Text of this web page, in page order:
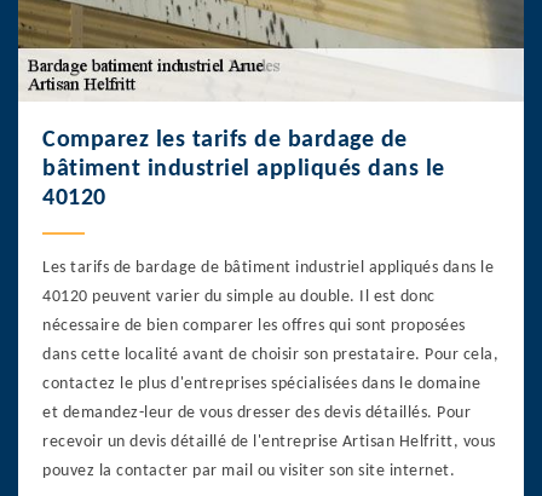
Comparez les tarifs de bardage de
bâtiment industriel appliqués dans le
40120
Les tarifs de bardage de bâtiment industriel appliqués dans le
40120 peuvent varier du simple au double. Il est donc
nécessaire de bien comparer les offres qui sont proposées
dans cette localité avant de choisir son prestataire. Pour cela,
contactez le plus d'entreprises spécialisées dans le domaine
et demandez-leur de vous dresser des devis détaillés. Pour
recevoir un devis détaillé de l'entreprise Artisan Helfritt, vous
pouvez la contacter par mail ou visiter son site internet.